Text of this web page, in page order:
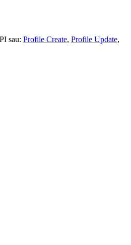
sau: Profile Create, Profile Update,